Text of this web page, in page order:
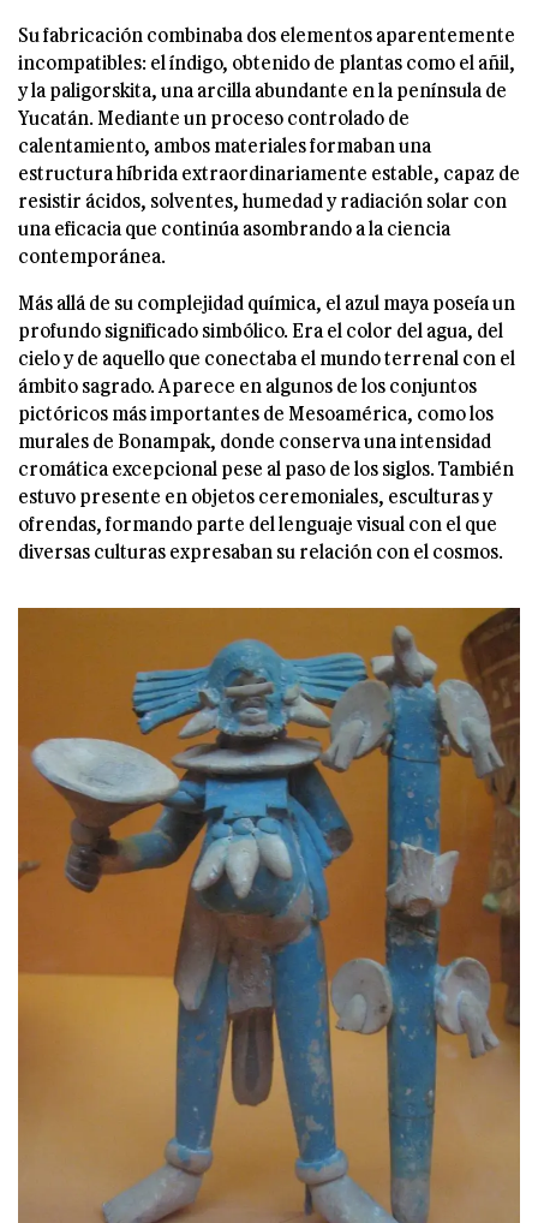
Su fabricación combinaba dos elementos aparentemente
incompatibles: el índigo, obtenido de plantas como el añil,
y la paligorskita, una arcilla abundante en la península de
Yucatán. Mediante un proceso controlado de
calentamiento, ambos materiales formaban una
estructura híbrida extraordinariamente estable, capaz de
resistir ácidos, solventes, humedad y radiación solar con
una eficacia que continúa asombrando a la ciencia
contemporánea.
Más allá de su complejidad química, el azul maya poseía un
profundo significado simbólico. Era el color del agua, del
cielo y de aquello que conectaba el mundo terrenal con el
ámbito sagrado. Aparece en algunos de los conjuntos
pictóricos más importantes de Mesoamérica, como los
murales de Bonampak, donde conserva una intensidad
cromática excepcional pese al paso de los siglos. También
estuvo presente en objetos ceremoniales, esculturas y
ofrendas, formando parte del lenguaje visual con el que
diversas culturas expresaban su relación con el cosmos.